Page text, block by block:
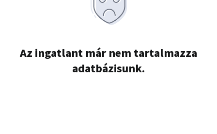
Az ingatlant már nem tartalmazza
adatbázisunk.